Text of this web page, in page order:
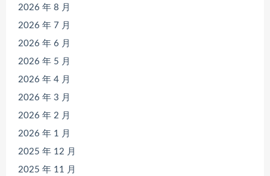
2026 年 8 月
2026 年 7 月
2026 年 6 月
2026 年 5 月
2026 年 4 月
2026 年 3 月
2026 年 2 月
2026 年 1 月
2025 年 12 月
2025 年 11 月